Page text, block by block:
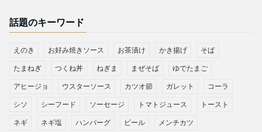
話題のキーワード
えのき お好み焼きソース お茶漬け かき揚げ そば
たまねぎ つくね丼 ねぎま まぜそば ゆでたまご
アヒージョ ウスターソース カツオ節 ガレット コーラ
シソ シーフード ソーセージ トマトジュース トースト
ネギ ネギ塩 ハンバーグ ビール メンチカツ